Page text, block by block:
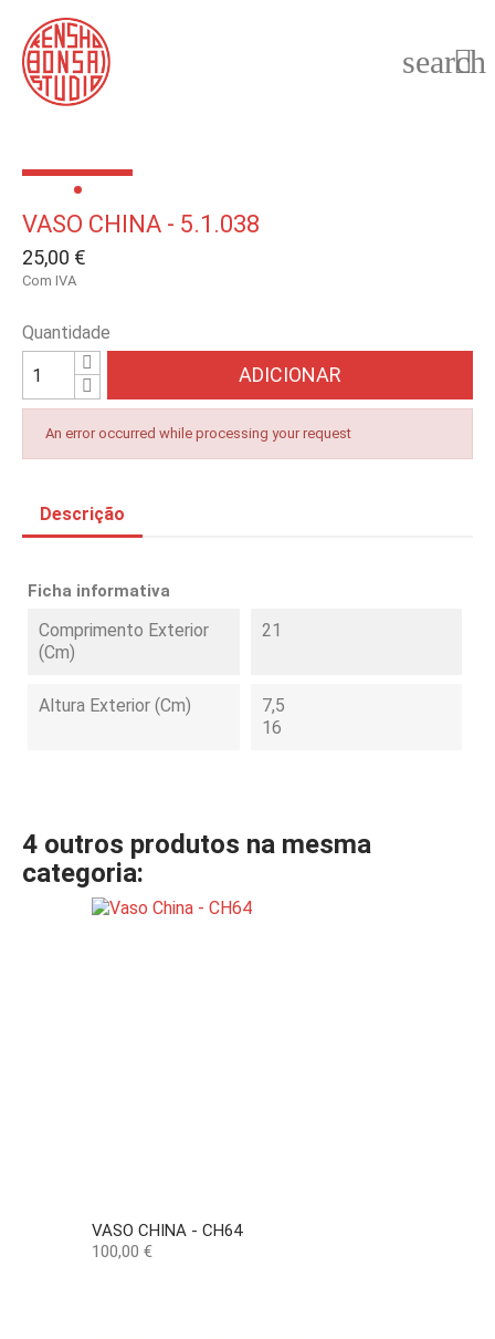

search
VASO CHINA - 5.1.038
25,00 €
Com IVA
Quantidade
ADICIONAR
An error occurred while processing your request
Descrição
Ficha informativa
Comprimento Exterior
(cm)
21
Altura Exterior (cm)
7,5
16
4 outros produtos na mesma
categoria:
VASO CHINA - CH64
Preço
100,00 €